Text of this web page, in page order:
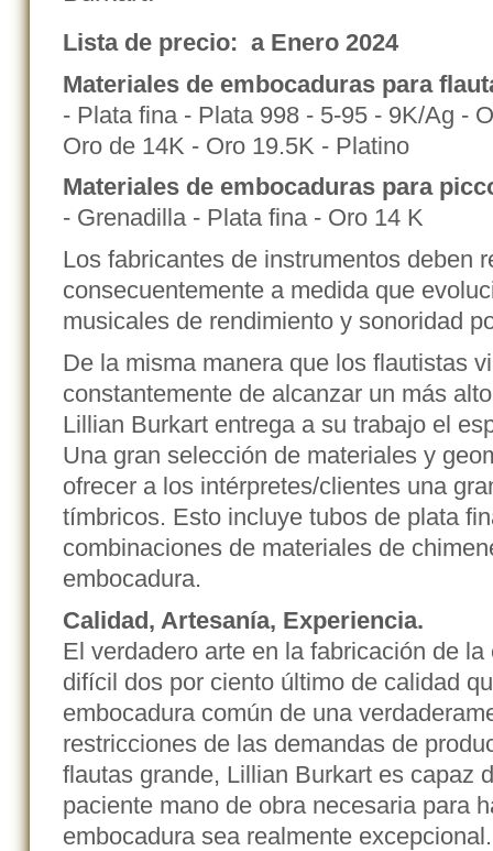
Lista de precio: a Enero 2024
Materiales de embocaduras para
- Plata fina - Plata 998 - 5-95 - 9K/Ag -
Oro de 14K - Oro 19.5K - Platino
Materiales de embocaduras para
- Grenadilla - Plata fina - Oro 14 K
Los fabricantes de instrumentos deben
consecuentemente a medida que
musicales de rendimiento y sonoridad
De la misma manera que los flautistas
constantemente de alcanzar un más
Lillian Burkart entrega a su trabajo el
Una gran selección de materiales y
ofrecer a los intérpretes/clientes una
tímbricos. Esto incluye tubos de plata
combinaciones de materiales de
embocadura.
Calidad, Artesanía, Experiencia.
El verdadero arte en la fabricación de
difícil dos por ciento último de calidad
embocadura común de una
restricciones de las demandas de
flautas grande, Lillian Burkart es capaz
paciente mano de obra necesaria para
embocadura sea realmente